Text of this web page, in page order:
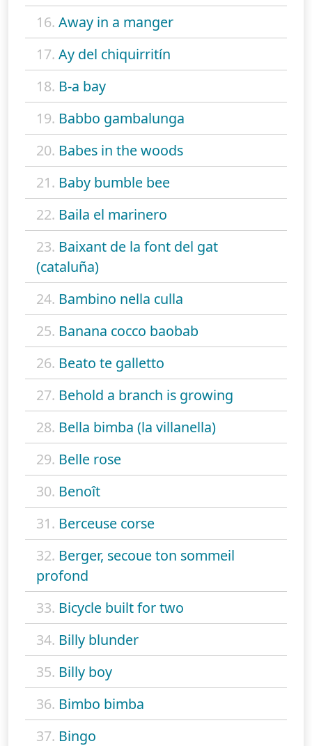
16. Away in a manger
17. Ay del chiquirritín
18. B-a bay
19. Babbo gambalunga
20. Babes in the woods
21. Baby bumble bee
22. Baila el marinero
23. Baixant de la font del gat
(cataluña)
24. Bambino nella culla
25. Banana cocco baobab
26. Beato te galletto
27. Behold a branch is growing
28. Bella bimba (la villanella)
29. Belle rose
30. Benoît
31. Berceuse corse
32. Berger, secoue ton sommeil
profond
33. Bicycle built for two
34. Billy blunder
35. Billy boy
36. Bimbo bimba
37. Bingo